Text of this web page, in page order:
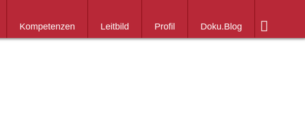
Kompetenzen Leitbild Profil Doku.Blog